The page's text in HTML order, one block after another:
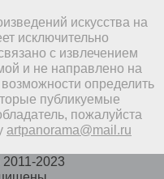
искусства на
исключительно
с извлечением
и не направлено на
определить
публикуемые
пожалуйста
artpanorama@mail.ru
2023